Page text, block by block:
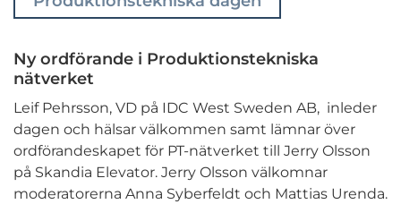
Ny ordförande i Produktionstekniska
nätverket
Leif Pehrsson, VD på IDC West Sweden AB, inleder
dagen och hälsar välkommen samt lämnar över
ordförandeskapet för PT-nätverket till Jerry Olsson
på Skandia Elevator. Jerry Olsson välkomnar
moderatorerna Anna Syberfeldt och Mattias Urenda.